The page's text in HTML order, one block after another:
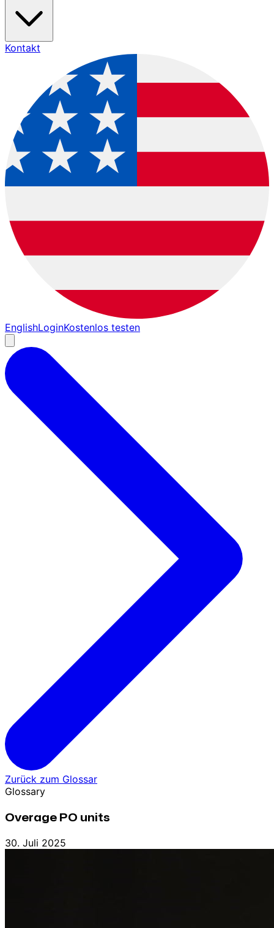
Kontakt
EnglishLoginKostenlos testen
Zurück zum Glossar
Glossary
Overage PO units
30. Juli 2025